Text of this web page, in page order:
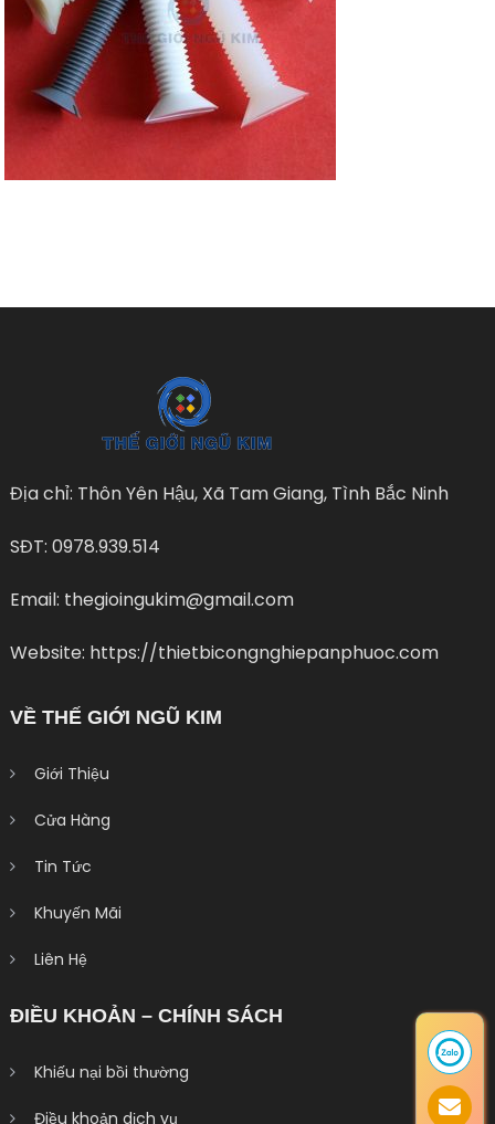
Địa chỉ: Thôn Yên Hậu, Xã Tam Giang, Tình Bắc Ninh
SĐT: 0978.939.514
Email: thegioingukim@gmail.com
Website: https://thietbicongnghiepanphuoc.com
VỀ THẾ GIỚI NGŨ KIM
Giới Thiệu
Cửa Hàng
Tin Tức
Khuyến Mãi
Liên Hệ
ĐIỀU KHOẢN – CHÍNH SÁCH
Khiếu nại bồi thường
Điều khoản dịch vụ